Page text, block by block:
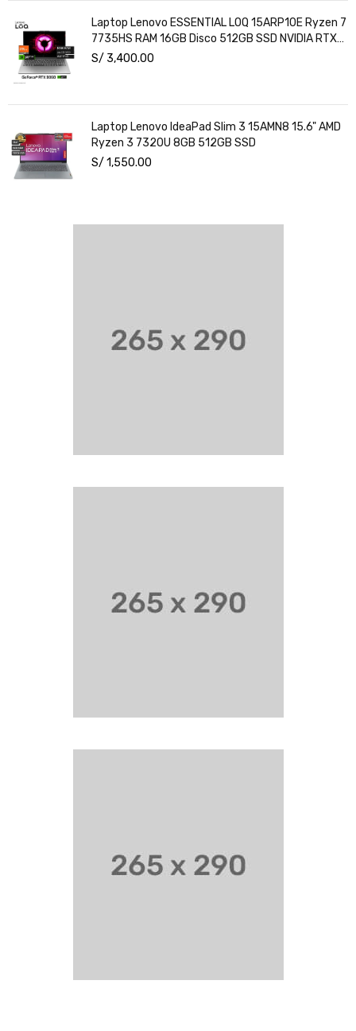
Laptop Lenovo ESSENTIAL LOQ 15ARP10E Ryzen 7
7735HS RAM 16GB Disco 512GB SSD NVIDIA RTX
3050 6GB 15.6" FHD Windows 11
S/ 3,400.00
Laptop Lenovo IdeaPad Slim 3 15AMN8 15.6" AMD
Ryzen 3 7320U 8GB 512GB SSD
S/ 1,550.00